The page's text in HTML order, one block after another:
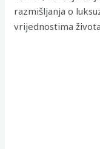
razmišljanja o
vrijednostima